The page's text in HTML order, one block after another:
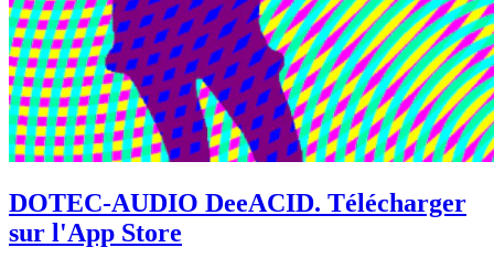
DOTEC-AUDIO DeeACID. Télécharger
sur l'App Store